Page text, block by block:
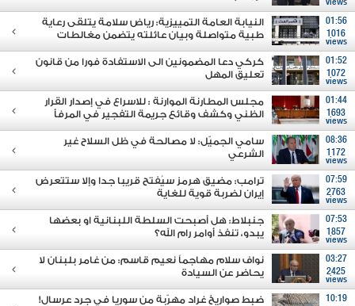
views
01:56
1016
views
النيابة العامة التمييزية: رياض سلامة يتلقى رعاية
طبية متواصلة وبيان عائلته يتضمن مغالطات
01:52
1072
views
كركي دعا المضمونين الى الاستفادة فورا من قانون
تعليق المهل
01:44
1693
views
مجلس المطارنة الموارنة : للاسراع في إصدار القرار
الظني وكشف وقائع جريمة التفجير في المرفأ
08:36
1172
views
سامي الجميّل: لا مصالحة في ظل السلاح غير
الشرعي
07:59
2763
views
ترامب: مضيق هرمز سيُفتح قريبا جدا وإلا ستتعرض
إيران لضربة قوية للغاية
07:53
1857
views
جنبلاط: هل أصبحت السلطة اللبنانية او بعضها
يبدو، تنفذ أوامر رام الله؟
03:27
2425
views
نواف سلام مهاجماً نعيم قاسم: من غامر بلبنان لا
يحاضر عن السيادة
10:19
ضبط صواريخ غراد مهرّبة من سوريا في جرد عرسال!